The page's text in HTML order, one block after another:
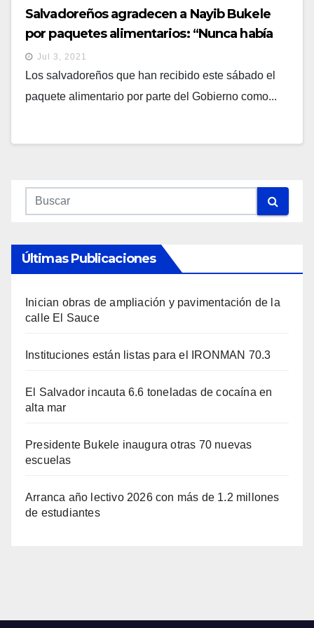
Salvadoreños agradecen a Nayib Bukele
por paquetes alimentarios: “Nunca había
sucedido hasta hoy”
Jul 3, 2021
Los salvadoreños que han recibido este sábado el
paquete alimentario por parte del Gobierno como...
Últimas Publicaciones
Inician obras de ampliación y pavimentación de la
calle El Sauce
Instituciones están listas para el IRONMAN 70.3
El Salvador incauta 6.6 toneladas de cocaína en
alta mar
Presidente Bukele inaugura otras 70 nuevas
escuelas
Arranca año lectivo 2026 con más de 1.2 millones
de estudiantes